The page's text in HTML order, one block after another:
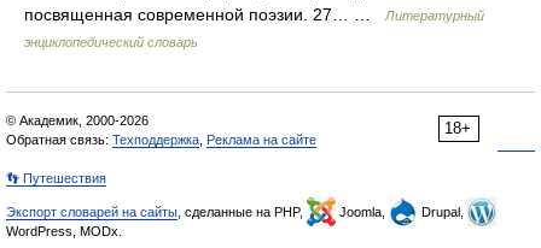
посвященная современной поэзии. 27… …
Литературный
энциклопедический словарь
18+
© Академик, 2000-2026
Обратная связь: Техподдержка Реклама на сайте
👣 Путешествия
Экспорт словарей на сайты , сделанные на PHP, Joomla,
Drupal,
WordPress, MODx.